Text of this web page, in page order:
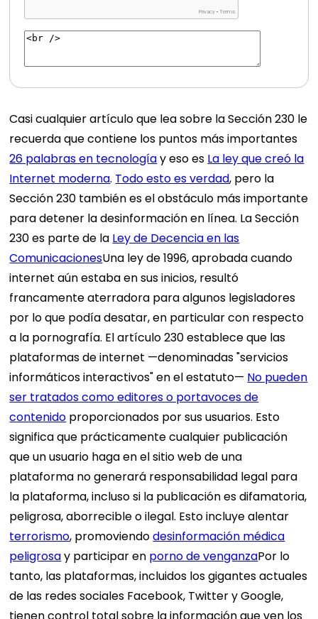
Casi cualquier artículo que lea sobre la Sección 230 le
recuerda que contiene los puntos más importantes
26 palabras en tecnologíay eso es La ley que creó la
Internet moderna. Todo esto es verdad, pero la
Sección 230 también es el obstáculo más importante
para detener la desinformación en línea. La Sección
230 es parte de la Ley de Decencia en las
ComunicacionesUna ley de 1996, aprobada cuando
internet aún estaba en sus inicios, resultó
francamente aterradora para algunos legisladores
por lo que podía desatar, en particular con respecto
a la pornografía. El artículo 230 establece que las
plataformas de internet —denominadas "servicios
informáticos interactivos" en el estatuto— No pueden
ser tratados como editores o portavoces de
contenido proporcionados por sus usuarios. Esto
significa que prácticamente cualquier publicación
que un usuario haga en el sitio web de una
plataforma no generará responsabilidad legal para
la plataforma, incluso si la publicación es difamatoria,
peligrosa, aborrecible o ilegal. Esto incluye alentar
terrorismo, promoviendodesinformación médica
peligrosay participar en porno de venganzaPor lo
tanto, las plataformas, incluidos los gigantes actuales
de las redes sociales Facebook, Twitter y Google,